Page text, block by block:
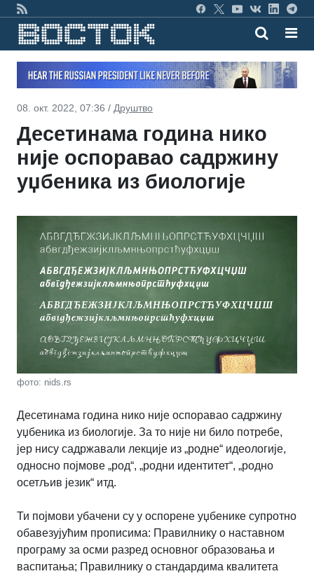
08. окт. 2022, 07:36 / Друштво
Десетинама година нико
није оспоравао садржину
уџбеника из биологије
фото: nids.rs
Десетинама година нико није оспоравао садржину
уџбеника из биологије. За то није ни било потребе,
јер нису садржавали лекције из „родне“ идеологије,
односно појмове „род“, „родни идентитет“, „родно
осетљив језик“ итд.
Ти појмови убачени су у оспорене уџбенике супротно
обавезујућим прописима: Правилнику о наставном
програму за осми разред основног образовања и
васпитања; Правилнику о стандардима квалитета